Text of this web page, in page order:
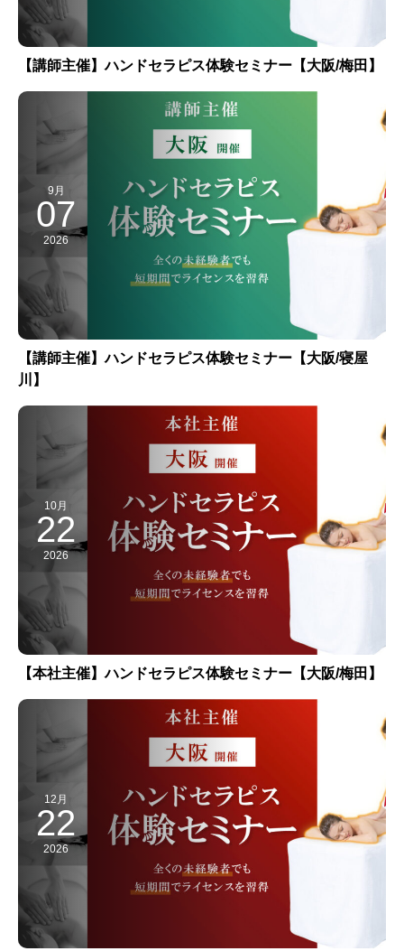
【講師主催】ハンドセラピス体験セミナー【大阪/梅田】
9月
07
2026
【講師主催】ハンドセラピス体験セミナー【大阪/寝屋
川】
10月
22
2026
【本社主催】ハンドセラピス体験セミナー【大阪/梅田】
12月
22
2026